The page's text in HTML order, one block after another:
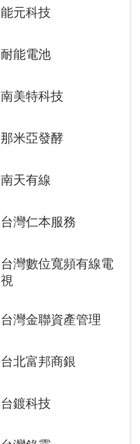
能元科技
耐能電池
南美特科技
那米亞發酵
南天有線
台灣仁本服務
台灣數位寬頻有線電
視
台灣金聯資產管理
台北富邦商銀
台鍍科技